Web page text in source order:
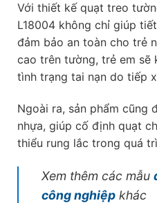
Với thiết kế quạt treo
L18004 không chỉ giúp
đảm bảo an toàn cho trẻ
cao trên tường, trẻ em sẽ
tình trạng tai nạn do tiếp
Ngoài ra, sản phẩm cũng
nhựa, giúp cố định quạt
thiểu rung lắc trong quá
Xem thêm các mẫu
công nghiệp khác